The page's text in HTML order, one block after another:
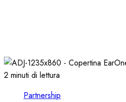
2 minuti di lettura
Partnership